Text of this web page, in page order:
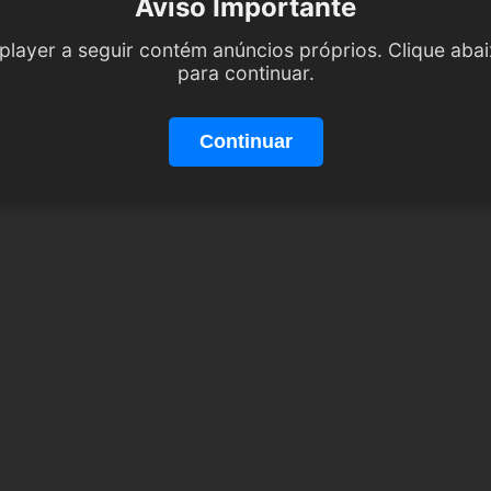
Aviso Importante
a seguir contém anúncios próprios. Clique
para continuar.
Continuar